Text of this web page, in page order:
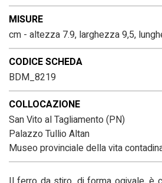
MISURE
cm - altezza 7.9, larghezza 9,5,
CODICE SCHEDA
BDM_8219
COLLOCAZIONE
San Vito al Tagliamento (PN)
Palazzo Tullio Altan
Museo provinciale della vita